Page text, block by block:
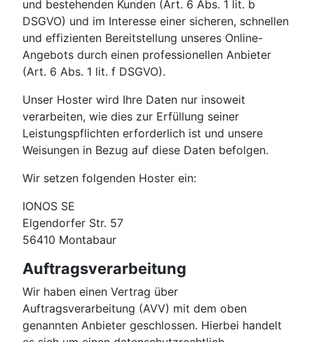
und bestehenden Kunden (Art. 6 Abs. 1 lit. b
DSGVO) und im Interesse einer sicheren, schnellen
und effizienten Bereitstellung unseres Online-
Angebots durch einen professionellen Anbieter
(Art. 6 Abs. 1 lit. f DSGVO).
Unser Hoster wird Ihre Daten nur insoweit
verarbeiten, wie dies zur Erfüllung seiner
Leistungspflichten erforderlich ist und unsere
Weisungen in Bezug auf diese Daten befolgen.
Wir setzen folgenden Hoster ein:
IONOS SE
Elgendorfer Str. 57
56410 Montabaur
Auftragsverarbeitung
Wir haben einen Vertrag über
Auftragsverarbeitung (AVV) mit dem oben
genannten Anbieter geschlossen. Hierbei handelt